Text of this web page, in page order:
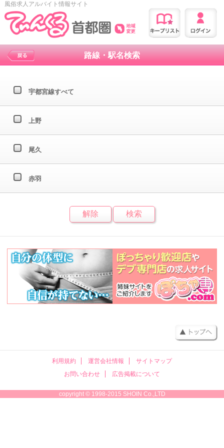
風俗求人アルバイト情報サイト
路線・駅名検索
宇都宮線すべて
上野
尾久
赤羽
利用規約 運営会社情報
サイトマップ
お問い合わせ
広告掲載について
copyright © 1998-2015 SHOIN Co.,LTD